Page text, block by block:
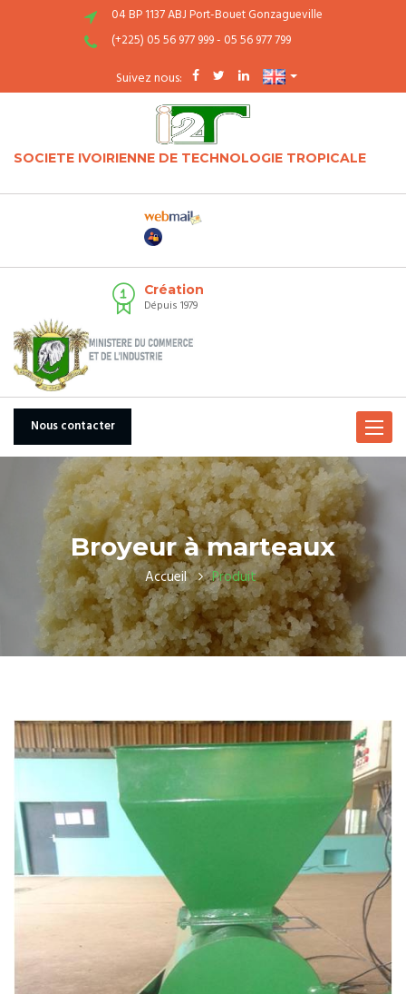
04 BP 1137 ABJ Port-Bouet Gonzagueville
(+225) 05 56 977 999 - 05 56 977 799
Suivez nous:
SOCIETE IVOIRIENNE DE TECHNOLOGIE TROPICALE
Création
Dépuis 1979
Toggle
Nous contacter
Broyeur à marteaux
Accueil Produit